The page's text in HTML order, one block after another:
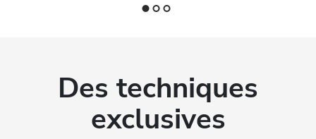
Des techniques
exclusives